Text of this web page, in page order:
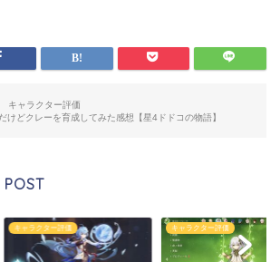
キャラクター評価
けどクレーを育成してみた感想【星4ドドコの物語】
POST
キャラクター評価 初心者向け